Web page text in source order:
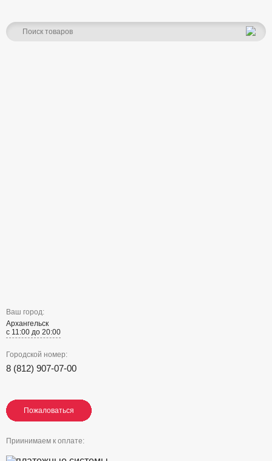
Ваш город:
Архангельск
с 11:00 до 20:00
Городской номер:
8 (812) 907-07-00
Пожаловаться
Пожаловаться
Пожаловаться
Приинимаем к оплате: